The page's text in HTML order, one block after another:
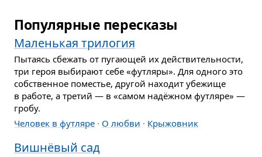
Популярные пересказы
Маленькая трилогия
Пытаясь сбежать от пугающей их действи­тельности,
три героя выбирают себе «футляры». Для одного это
собственное поместье, другой находит убежище
в работе, а третий — в «самом надёжном футляре» —
гробу.
Человек в футляре
О любви Крыжовник
Вишнёвый сад